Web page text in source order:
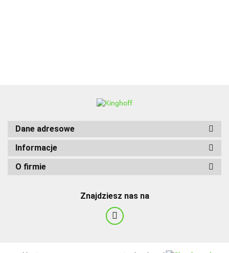
Dane adresowe
Informacje
O firmie
Znajdziesz nas na